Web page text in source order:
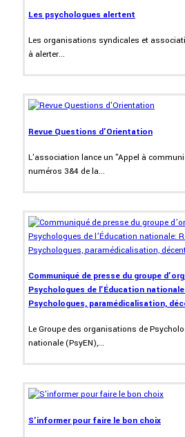
Les psychologues alertent
Les organisations syndicales et
à alerter...
Revue Questions d'Orientation
L'association lance un "Appel à
numéros 3&4 de la...
Communiqué de presse du groupe
Psychologues de l’Éducation
Psychologues, paramédicalisation,
Le Groupe des organisations de
nationale (PsyEN),...
S'informer pour faire le bon choix